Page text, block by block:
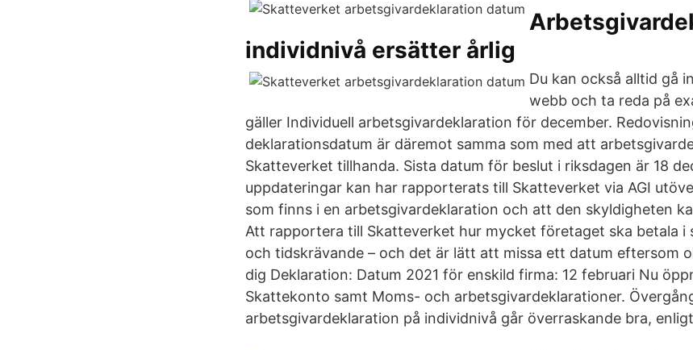
individnivå ersätter årlig
Du kan också alltid gå
webb och ta reda på
gäller Individuell arbetsgivardeklaration för december.
deklarationsdatum är däremot samma som med att
Skatteverket tillhanda. Sista datum för beslut i riksdagen är 18
uppdateringar kan har rapporterats till Skatteverket via AGI
som finns i en arbetsgivardeklaration och att den skyldigheten
Att rapportera till Skatteverket hur mycket företaget ska betala i
och tidskrävande – och det är lätt att missa ett datum eftersom
dig Deklaration: Datum 2021 för enskild firma: 12 februari Nu
Skattekonto samt Moms- och arbetsgivardeklarationer.
arbetsgivardeklaration på individnivå går överraskande bra,